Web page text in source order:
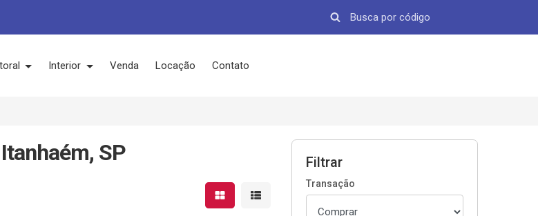
Interior Venda Locação Contato
SP
Mostrar resultados em grade
Mostrar resultados em lista
Filtrar
Transação